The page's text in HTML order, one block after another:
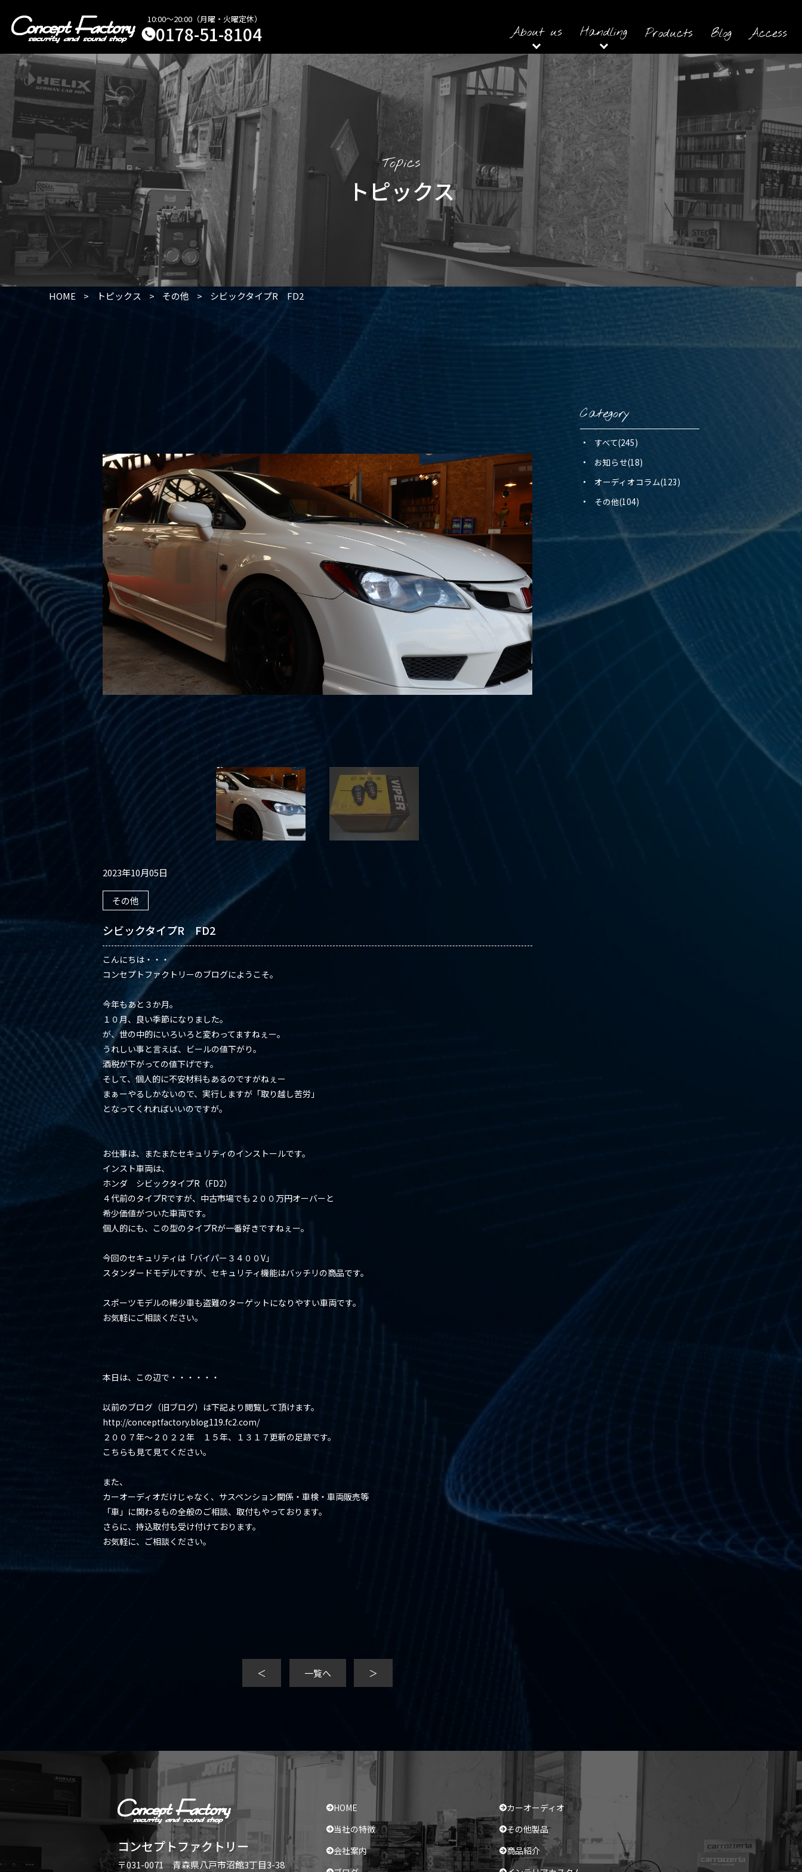
10:00～20:00（月曜・火曜定休）
0178-51-8104 About us Handling Products Blog Access
Topics
トピックス
HOME > トピックス > その他 > シビックタイプR FD2
2023年10月05日
その他
シビックタイプR FD2
こんにちは・・・
コンセプトファクトリーのブログにようこそ。
今年もあと３か月。
１０月、良い季節になりました。
が、世の中的にいろいろと変わってますねぇー。
うれしい事と言えば、ビールの値下がり。
酒税が下がっての値下げです。
そして、個人的に不安材料もあるのですがねぇー
まぁーやるしかないので、実行しますが「取り越し苦労」
となってくれればいいのですが。
お仕事は、またまたセキュリティのインストールです。
インスト車両は、
ホンダ シビックタイプR（FD2）
４代前のタイプRですが、中古市場でも２００万円オーバーと
希少価値がついた車両です。
個人的にも、この型のタイプRが一番好きですねぇー。
今回のセキュリティは「バイパー３４００V」
スタンダードモデルですが、セキュリティ機能はバッチリの商品です。
スポーツモデルの稀少車も盗難のターゲットになりやすい車両です。
お気軽にご相談ください。
本日は、この辺で・・・・・・
以前のブログ（旧ブログ）は下記より閲覧して頂けます。
http://conceptfactory.blog119.fc2.com/
２００７年～２０２２年 １５年、１３１７更新の足跡です。
こちらも見て見てください。
また、
カーオーディオだけじゃなく、サスペンション関係・車検・車両販売等
「車」に関わるもの全般のご相談、取付もやっております。
さらに、持込取付も受け付けております。
お気軽に、ご相談ください。
＜ 一覧へ ＞
Category
すべて(245)
お知らせ(18)
オーディオコラム(123)
その他(104)
コンセプトファクトリー
〒031-0071 青森県八戸市沼館3丁目3-38
HOME
当社の特徴
会社案内
カーオーディオ
その他製品
商品紹介